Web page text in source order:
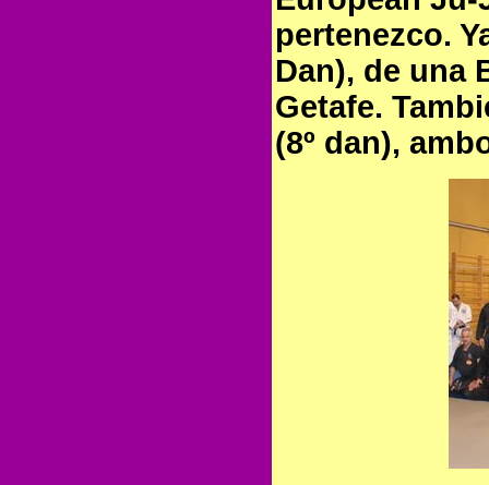
pertenezco.
Dan), de una
Getafe.
(8º dan),